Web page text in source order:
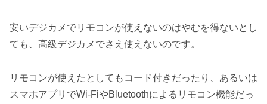
安いデジカメでリモコンが使えないのはやむを得ないとし
ても、高級デジカメでさえ使えないのです。
リモコンが使えたとしてもコード付きだったり、あるいは
スマホアプリでWi-FiやBluetoothによるリモコン機能だっ